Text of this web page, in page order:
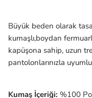
Büyük beden olarak
kumaşlı,boydan
kapüşona sahip, uzun
pantolonlarınızla
Kumaş İçeriği: %100